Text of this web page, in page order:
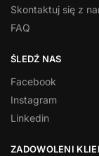
Skontaktuj się z
FAQ
ŚLEDŹ NAS
Facebook
Instagram
Linkedin
ZADOWOLENI